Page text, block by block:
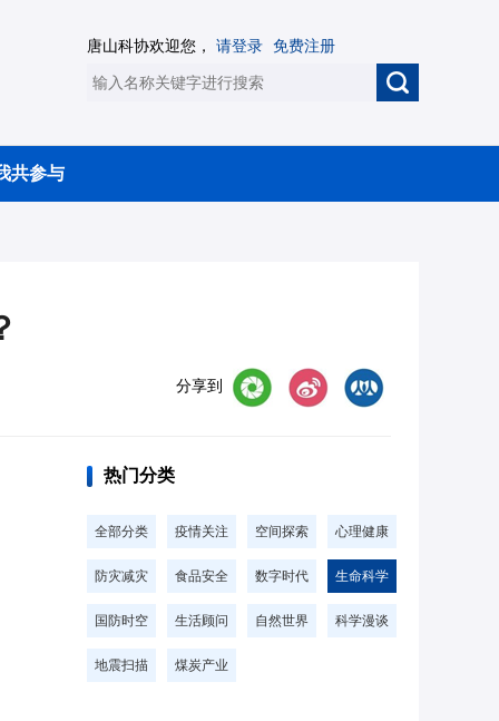
唐山科协欢迎您， 请登录 免费注册
共参与
分享到
热门分类
全部分类 疫情关注 空间探索 心理健康
防灾减灾 食品安全 数字时代 生命科学
国防时空 生活顾问 自然世界 科学漫谈
地震扫描 煤炭产业